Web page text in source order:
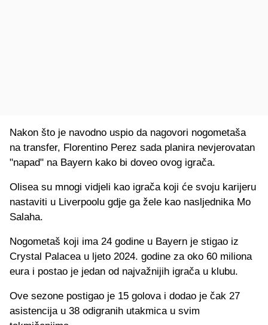
Nakon što je navodno uspio da nagovori nogometaša
na transfer, Florentino Perez sada planira nevjerovatan
"napad" na Bayern kako bi doveo ovog igrača.
Olisea su mnogi vidjeli kao igrača koji će svoju karijeru
nastaviti u Liverpoolu gdje ga žele kao nasljednika Mo
Salaha.
Nogometaš koji ima 24 godine u Bayern je stigao iz
Crystal Palacea u ljeto 2024. godine za oko 60 miliona
eura i postao je jedan od najvažnijih igrača u klubu.
Ove sezone postigao je 15 golova i dodao je čak 27
asistencija u 38 odigranih utakmica u svim